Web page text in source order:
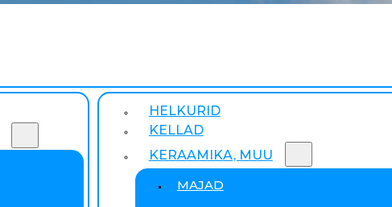
HELKURID
KELLAD
KERAAMIKA, MUU
MAJAD